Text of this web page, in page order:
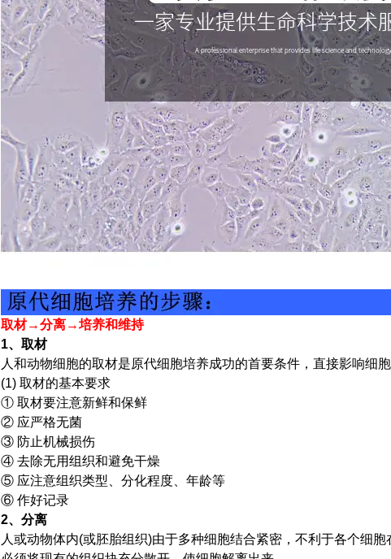
取材→分离→培养和维持
1、取材
人和动物细胞的取材是原代细胞培养成功的首要条件，直接影响细胞
(1) 取材的基本要求
① 取材要注意新鲜和保鲜
② 应严格无菌
③ 防止机械损伤
④ 去除无用组织和避免干燥
⑤ 应注意组织类型、分化程度、年龄等
⑥ 作好记录
2、分离
人或动物体内(或胚胎组织)由于多种细胞结合紧密，不利于各个细胞